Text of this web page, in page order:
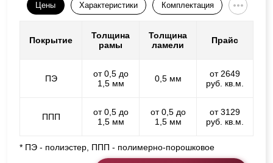
Цены Характеристики Комплектация
Покрытие
Толщина
рамы
Толщина
ламели
Прайс
ПЭ
от 0,5 до
1,5 мм
0,5 мм
от 2649
руб. кв.м.
ППП
от 0,5 до
1,5 мм
от 0,5 до
1,5 мм
от 3129
руб. кв.м.
* ПЭ - полиэстер, ППП - полимерно-порошковое